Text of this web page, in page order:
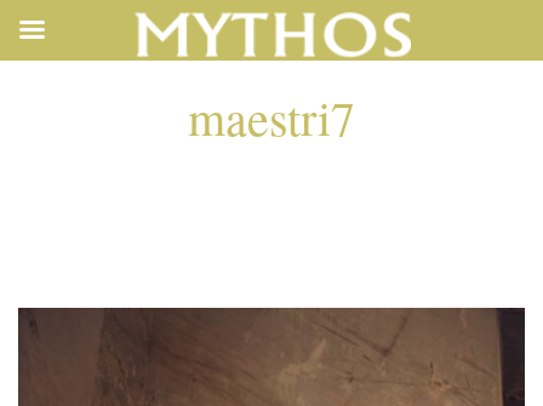
maestri7